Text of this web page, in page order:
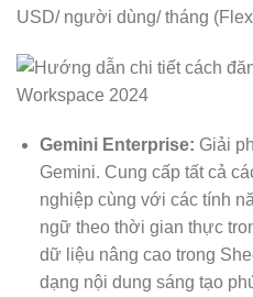
USD/ người dùng/ tháng
Gemini Enterprise: Giải
Gemini. Cung cấp tất cả
nghiệp cùng với các tính
ngữ theo thời gian thực
dữ liệu nâng cao trong
dạng nội dung sáng tạo